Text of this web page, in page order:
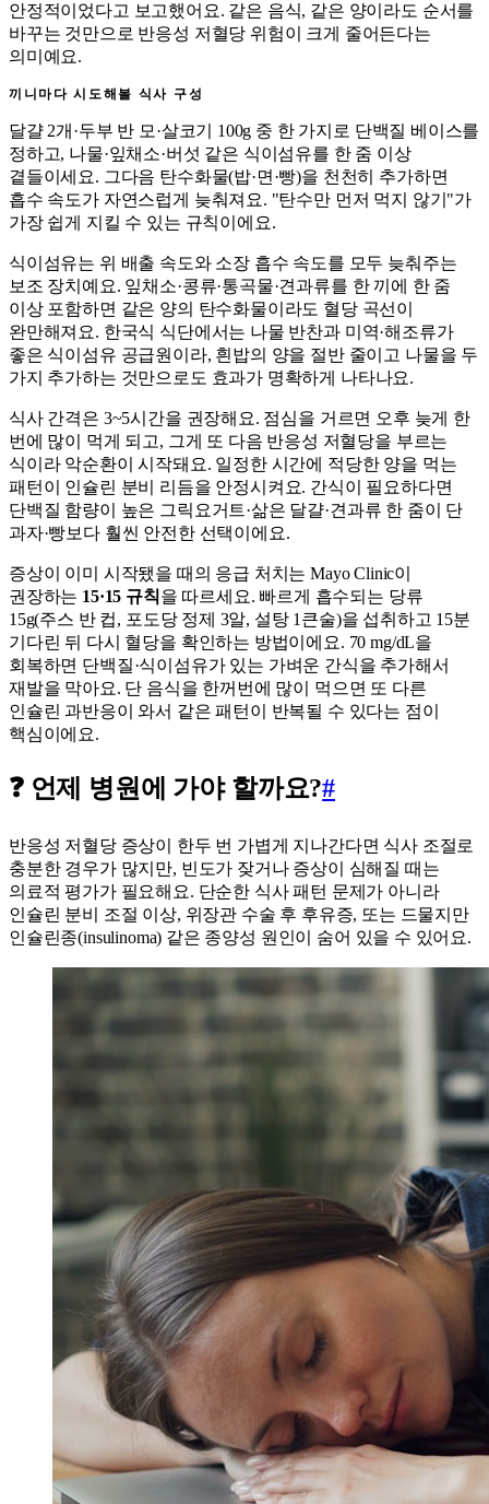
안정적이었다고 보고했어요. 같은 음식, 같은 양이라도 순서를
바꾸는 것만으로 반응성 저혈당 위험이 크게 줄어든다는
의미예요.
끼니마다 시도해볼 식사 구성
달걀 2개·두부 반 모·살코기 100g 중 한 가지로 단백질 베이스를
정하고, 나물·잎채소·버섯 같은 식이섬유를 한 줌 이상
곁들이세요. 그다음 탄수화물(밥·면·빵)을 천천히 추가하면
흡수 속도가 자연스럽게 늦춰져요. "탄수만 먼저 먹지 않기"가
가장 쉽게 지킬 수 있는 규칙이에요.
식이섬유는 위 배출 속도와 소장 흡수 속도를 모두 늦춰주는
보조 장치예요. 잎채소·콩류·통곡물·견과류를 한 끼에 한 줌
이상 포함하면 같은 양의 탄수화물이라도 혈당 곡선이
완만해져요. 한국식 식단에서는 나물 반찬과 미역·해조류가
좋은 식이섬유 공급원이라, 흰밥의 양을 절반 줄이고 나물을 두
가지 추가하는 것만으로도 효과가 명확하게 나타나요.
식사 간격은 3~5시간을 권장해요. 점심을 거르면 오후 늦게 한
번에 많이 먹게 되고, 그게 또 다음 반응성 저혈당을 부르는
식이라 악순환이 시작돼요. 일정한 시간에 적당한 양을 먹는
패턴이 인슐린 분비 리듬을 안정시켜요. 간식이 필요하다면
단백질 함량이 높은 그릭요거트·삶은 달걀·견과류 한 줌이 단
과자·빵보다 훨씬 안전한 선택이에요.
증상이 이미 시작됐을 때의 응급 처치는 Mayo Clinic이
권장하는 15·15 규칙을 따르세요. 빠르게 흡수되는 당류
15g(주스 반 컵, 포도당 정제 3알, 설탕 1큰술)을 섭취하고 15분
기다린 뒤 다시 혈당을 확인하는 방법이에요. 70 mg/dL을
회복하면 단백질·식이섬유가 있는 가벼운 간식을 추가해서
재발을 막아요. 단 음식을 한꺼번에 많이 먹으면 또 다른
인슐린 과반응이 와서 같은 패턴이 반복될 수 있다는 점이
핵심이에요.
❓ 언제 병원에 가야 할까요?#
반응성 저혈당 증상이 한두 번 가볍게 지나간다면 식사 조절로
충분한 경우가 많지만, 빈도가 잦거나 증상이 심해질 때는
의료적 평가가 필요해요. 단순한 식사 패턴 문제가 아니라
인슐린 분비 조절 이상, 위장관 수술 후 후유증, 또는 드물지만
인슐린종(insulinoma) 같은 종양성 원인이 숨어 있을 수 있어요.